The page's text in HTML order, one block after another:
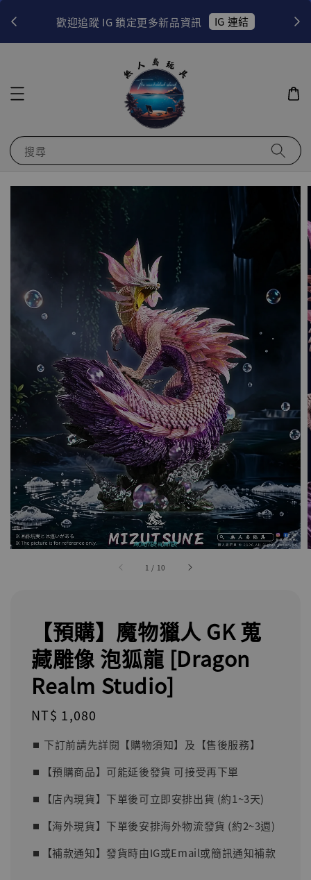
歡迎追蹤 IG 鎖定更多新品資訊 IG 連結
搜尋
1 / 10
【預購】魔物獵人 GK 蒐
藏雕像 泡狐龍 [Dragon
Realm Studio]
Regular
NT$ 1,080
⏹︎ 下訂前請先詳閱【購物須知】及【售後服務】
⏹︎【預購商品】可能延後發貨 可接受再下單
⏹︎【店內現貨】下單後可立即安排出貨 (約1~3天)
⏹︎【海外現貨】下單後安排海外物流發貨 (約2~3週)
⏹︎【補款通知】發貨時由IG或Email或簡訊通知補款